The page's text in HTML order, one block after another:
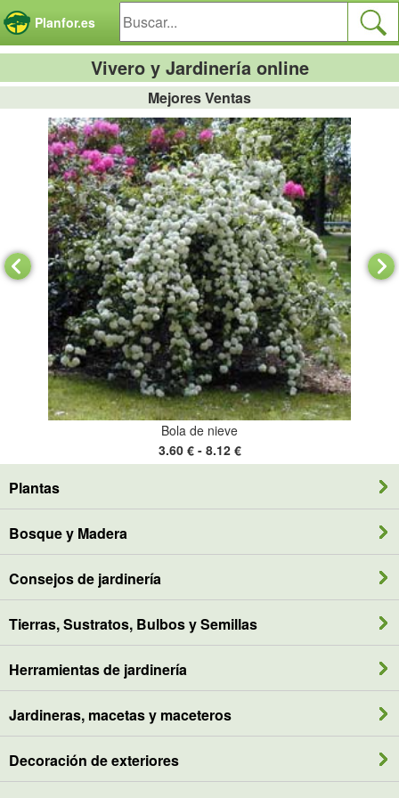
Planfor.es
Vivero y Jardinería online
Mejores Ventas
Bola de nieve
3.60 € - 8.12 €
Plantas
Bosque y Madera
Consejos de jardinería
Tierras, Sustratos, Bulbos y Semillas
Herramientas de jardinería
Jardineras, macetas y maceteros
Decoración de exteriores
Panel de gestión de cookies